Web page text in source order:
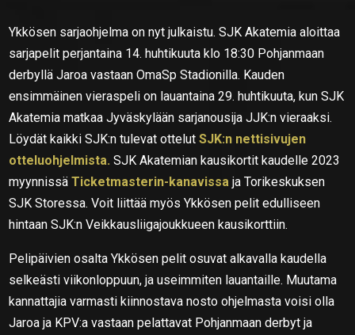
Ykkösen sarjaohjelma on nyt julkaistu. SJK Akatemia aloittaa
sarjapelit perjantaina 14. huhtikuuta klo 18:30 Pohjanmaan
derbyllä Jaroa vastaan OmaSp Stadionilla. Kauden
ensimmäinen vieraspeli on lauantaina 29. huhtikuuta, kun SJK
Akatemia matkaa Jyväskylään sarjanousija JJK:n vieraaksi.
Löydät kaikki SJK:n tulevat ottelutSJK:n nettisivujen
otteluohjelmista. SJK Akatemian kausikortit kaudelle 2023
myynnissäTicketmasterin-kanavissa ja Torikeskuksen
SJK Storessa. Voit liittää myös Ykkösen pelit edulliseen
hintaan SJK:n Veikkausliigajoukkueen kausikorttiin.
Pelipäivien osalta Ykkösen pelit osuvat alkavalla kaudella
selkeästi viikonloppuun, ja useimmiten lauantaille. Muutama
kannattajia varmasti kiinnostava nosto ohjelmasta voisi olla
Jaroa ja KPV:a vastaan pelattavat Pohjanmaan derbyt ja